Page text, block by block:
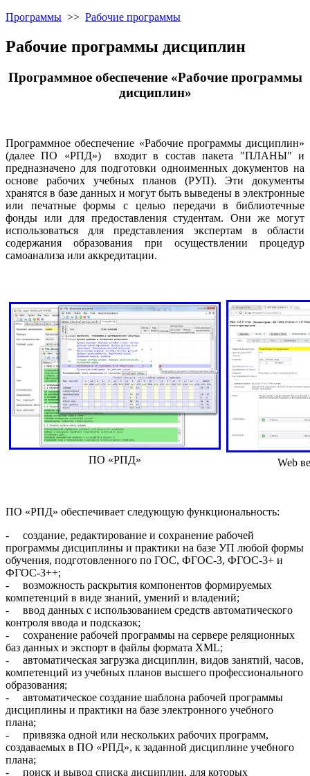
Программы >> Рабочие программы
Рабочие программы дисциплин
Программное обеспечение «Рабочие программы
дисциплин»
Программное обеспечение «Рабочие программы дисциплин»
(далее ПО «РПД») входит в состав пакета "ПЛАНЫ" и
предназначено для подготовки одноименных документов на
основе рабочих учебных планов (РУП). Эти документы
хранятся в базе данных и могут быть выведены в электронные
или печатные формы с целью передачи в библиотечные
фонды или для предоставления студентам. Они же могут
использоваться для представления экспертам в области
содержания образования при осуществлении процедур
самоанализа или аккредитации.
ПО «РПД» Web
ПО «РПД» обеспечивает следующую функциональность:
- создание, редактирование и сохранение рабочей
программы дисциплины и практики на базе УП любой формы
обучения, подготовленного по ГОС, ФГОС-3, ФГОС-3+ и
ФГОС-3++;
- возможность раскрытия компонентов формируемых
компетенций в виде знаний, умений и владений;
- ввод данных с использованием средств автоматического
контроля ввода и подсказок;
- сохранение рабочей программы на сервере реляционных
баз данных и экспорт в файлы формата XML;
- автоматическая загрузка дисциплин, видов занятий, часов,
компетенций из учебных планов высшего профессионального
образования;
- автоматическое создание шаблона рабочей программы
дисциплины и практики на базе электронного учебного
плана;
- привязка одной или нескольких рабочих программ,
создаваемых в ПО «РПД», к заданной дисциплине учебного
плана;
- поиск и вывод списка дисциплин, для которых